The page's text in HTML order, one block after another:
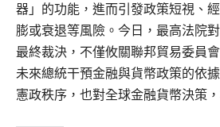
器」的功能，進而引發政策短視、
膨或衰退等風險。今日，最高法院
最終裁決，不僅攸關聯邦貿易委員
未來總統干預金融與貨幣政策的依
憲政秩序，也對全球金融貨幣決策